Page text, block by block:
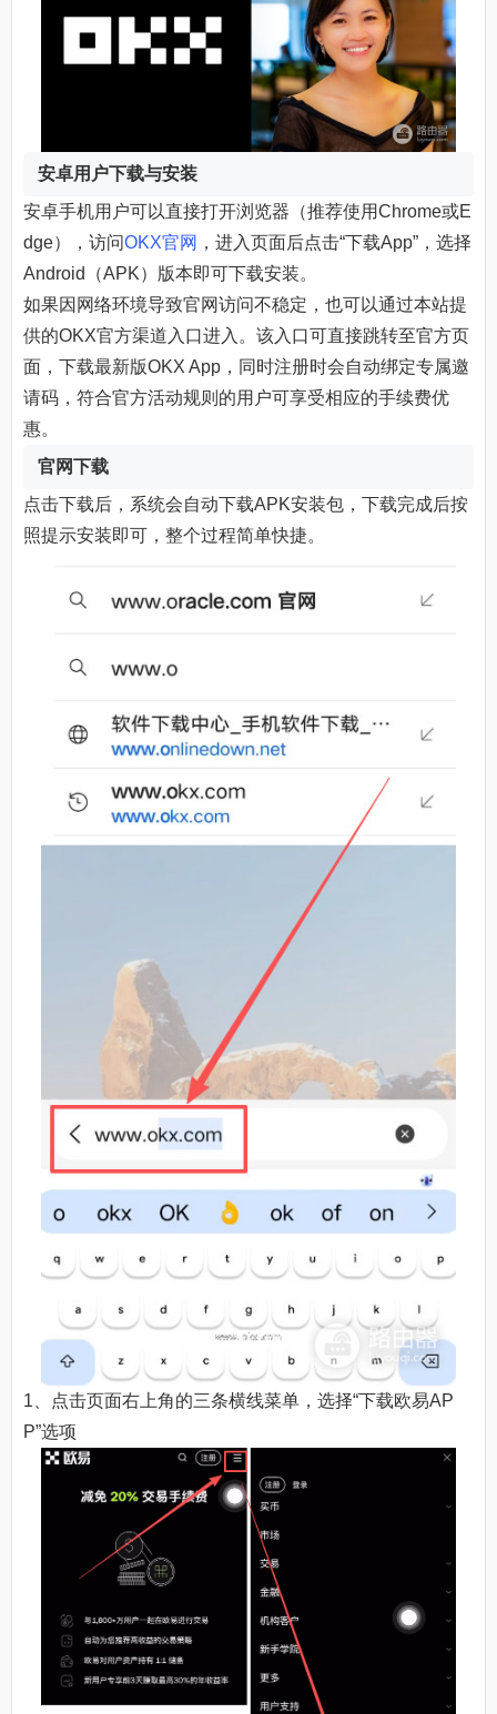
安卓用户下载与安装
安卓手机用户可以直接打开浏览器（推荐使用Chrome或E
dge），访问OKX官网 ，进入页面后点击“下载App”，选择
Android（APK）版本即可下载安装。
如果因网络环境导致官网访问不稳定，也可以通过本站提
供的OKX官方渠道入口进入。该入口可直接跳转至官方页
面，下载最新版OKX App，同时注册时会自动绑定专属邀
请码，符合官方活动规则的用户可享受相应的手续费优
惠。
官网下载
点击下载后，系统会自动下载APK安装包，下载完成后按
照提示安装即可，整个过程简单快捷。
1、点击页面右上角的三条横线菜单，选择“下载欧易AP
P”选项